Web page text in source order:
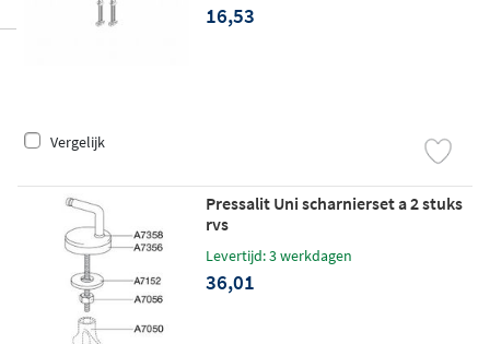
16,53
Vergelijk
Pressalit Uni scharnierset a 2 stuks
rvs
Levertijd: 3 werkdagen
36,01